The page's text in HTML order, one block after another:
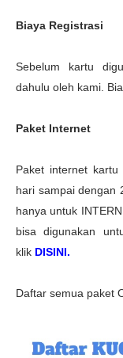
Biaya Registrasi
Sebelum kartu
dahulu oleh kami.
Paket Internet
Paket internet
hari sampai dengan
hanya untuk
bisa digunakan
klik DISINI.
Daftar semua paket